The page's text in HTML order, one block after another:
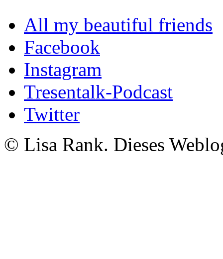
All my beautiful friends
Facebook
Instagram
Tresentalk-Podcast
Twitter
© Lisa Rank. Dieses